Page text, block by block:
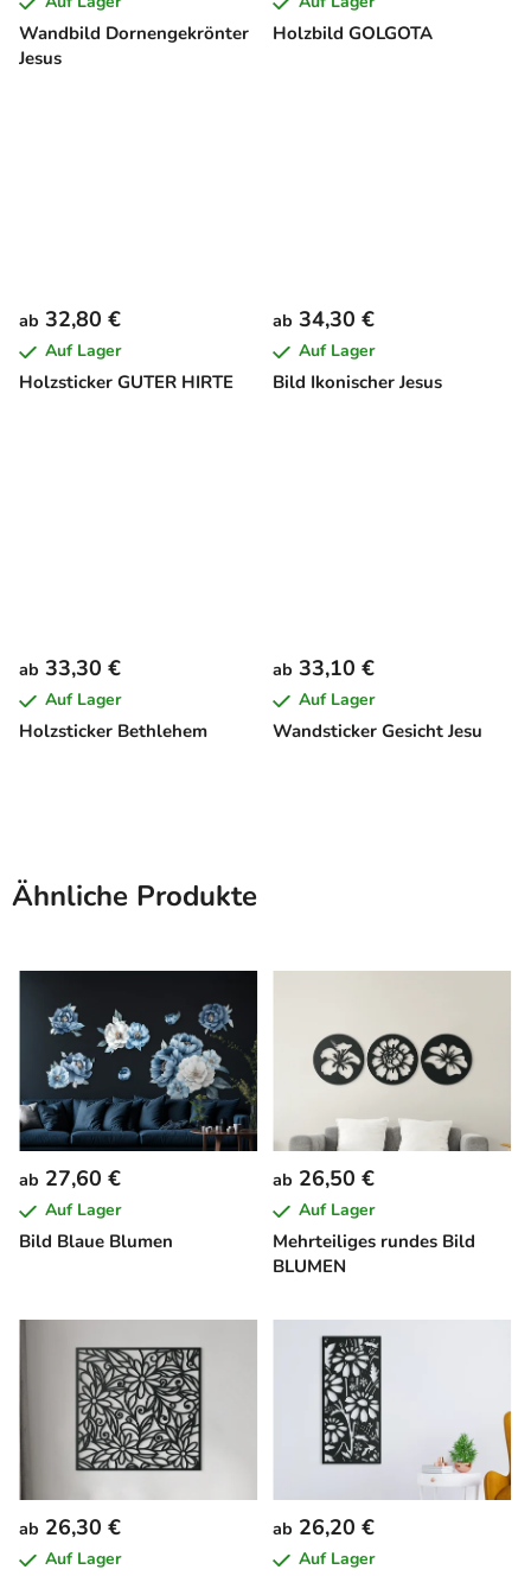
Wandbild Dornengekrönter
Jesus
Holzbild GOLGOTA
Holzsticker GUTER HIRTE
ab 32,80 €
Auf Lager
Bild Ikonischer Jesus
ab 34,30 €
Auf Lager
Holzsticker Bethlehem
ab 33,30 €
Auf Lager
Wandsticker Gesicht Jesu
ab 33,10 €
Auf Lager
Ähnliche Produkte
Bild Blaue Blumen
ab 27,60 €
Auf Lager
Mehrteiliges rundes Bild
BLUMEN
ab 26,50 €
Auf Lager
ab 26,30 €
Auf Lager
ab 26,20 €
Auf Lager